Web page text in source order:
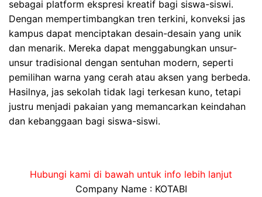
sebagai platform ekspresi kreatif bagi siswa-siswi.
Dengan mempertimbangkan tren terkini, konveksi jas
kampus dapat menciptakan desain-desain yang unik
dan menarik. Mereka dapat menggabungkan unsur-
unsur tradisional dengan sentuhan modern, seperti
pemilihan warna yang cerah atau aksen yang berbeda.
Hasilnya, jas sekolah tidak lagi terkesan kuno, tetapi
justru menjadi pakaian yang memancarkan keindahan
dan kebanggaan bagi siswa-siswi.
Hubungi kami di bawah untuk info lebih lanjut
Company Name : KOTABI